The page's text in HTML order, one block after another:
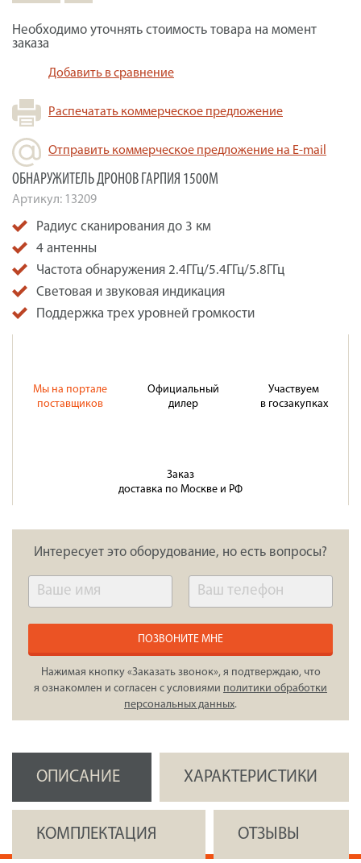
Необходимо уточнять стоимость товара на момент
заказа
Добавить в сравнение
Распечатать коммерческое предложение
Отправить коммерческое предложение на E-mail
ОБНАРУЖИТЕЛЬ ДРОНОВ ГАРПИЯ 1500М
Артикул: 13209
Радиус сканирования до 3 км
4 антенны
Частота обнаружения 2.4ГГц/5.4ГГц/5.8ГГц
Световая и звуковая индикация
Поддержка трех уровней громкости
Мы на портале
поставщиков
Официальный
дилер
Участвуем
в госзакупках
Заказ
доставка по Москве и РФ
Интересует это оборудование, но есть вопросы?
ПОЗВОНИТЕ МНЕ
Нажимая кнопку «Заказать звонок», я подтверждаю, что
я ознакомлен и согласен с условиями политики обработки
персональных данных.
ОПИСАНИЕ ХАРАКТЕРИСТИКИ
КОМПЛЕКТАЦИЯ ОТЗЫВЫ